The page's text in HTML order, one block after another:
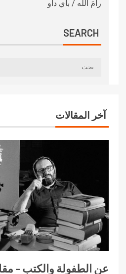
رامَ الله / باي داو
SEARCH
آخر المقالات
عن الطفولة والكتب –